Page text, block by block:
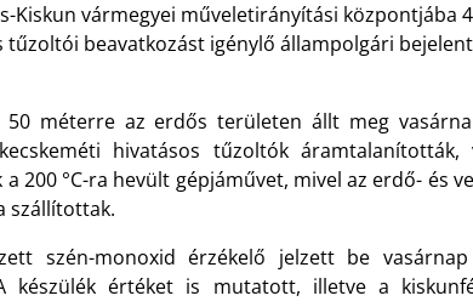
Kiskun vármegyei műveletirányítási központjába 4
beavatkozást igénylő állampolgári
méterre az erdős területen állt meg
hivatásos tűzoltók áramtalanították,
200 °C-ra hevült gépjáművet, mivel az erdő- és
szállítottak.
szén-monoxid érzékelő jelzett be
készülék értéket is mutatott, illetve a